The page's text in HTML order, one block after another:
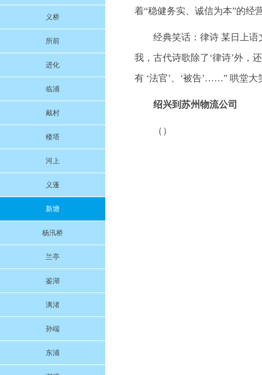
义桥
所前
进化
临浦
戴村
楼塔
河上
义蓬
新塘
杨汛桥
兰亭
鉴湖
漓渚
孙端
东浦
着“稳健务实、诚信为本”的经
经典笑话：律诗 某日上
我，古代诗歌除了‘律诗’外，
有 ‘法官’、‘被告’……” 哄堂大
绍兴到苏州物流公司
（）